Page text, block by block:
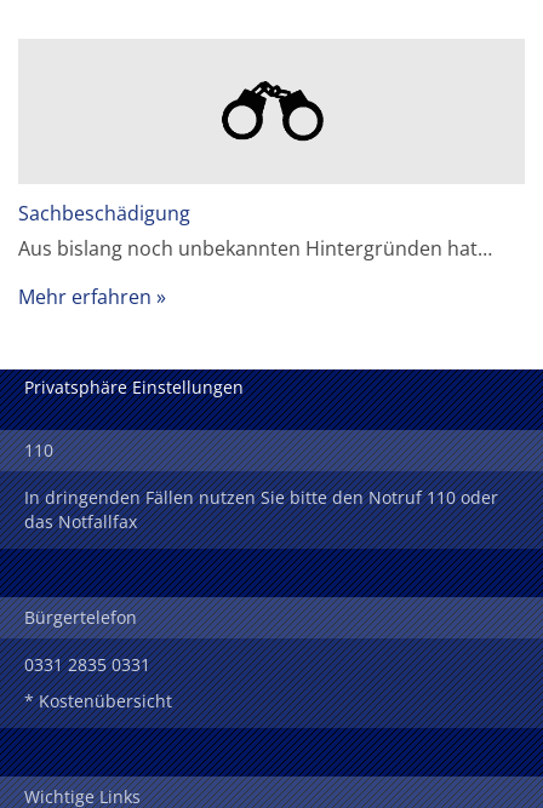
Sachbeschädigung
Aus bislang noch unbekannten Hintergründen hat…
Mehr erfahren
Privatsphäre Einstellungen
110
In dringenden Fällen nutzen Sie bitte den Notruf 110 oder
das Notfallfax
Bürgertelefon
0331 2835 0331
* Kostenübersicht
Wichtige Links